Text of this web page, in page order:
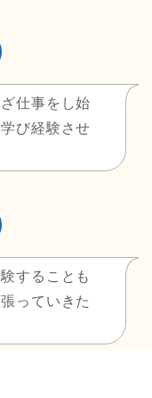
仕事をし始
び経験させ
することも
っていきた